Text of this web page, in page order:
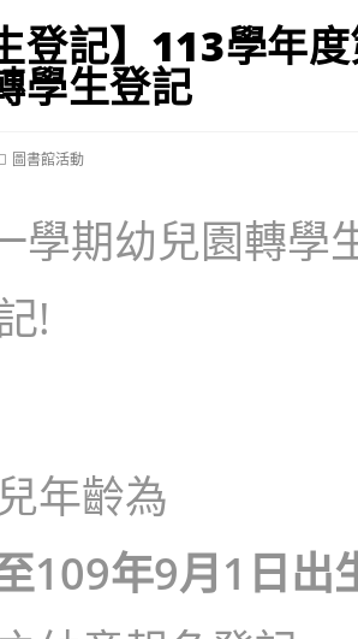
登記】113學年
學生登記
圖書館活動
學期幼兒園轉學
!
年齡為
109年9月1日出